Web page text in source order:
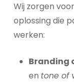
Wij zorgen
oplossing die
werken:
Branding
en tone of